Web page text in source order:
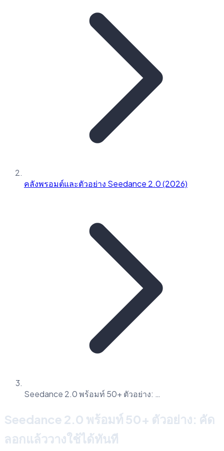
คลังพรอมต์และตัวอย่าง Seedance 2.0 (2026)
Seedance 2.0 พร้อมท์ 50+ ตัวอย่าง: …
Seedance 2.0 พร้อมท์ 50+ ตัวอย่าง: คัด
ลอกแล้ววางใช้ได้ทันที